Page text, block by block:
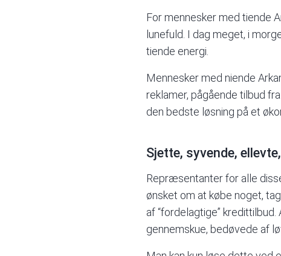
For mennesker med tiende
lunefuld. I dag meget, i
tiende energi.
Mennesker med niende
reklamer, pågående tilbud
den bedste løsning på et
Sjette, syvende,
Repræsentanter for alle
ønsket om at købe noget,
af “fordelagtige”
gennemskue, bedøvede af